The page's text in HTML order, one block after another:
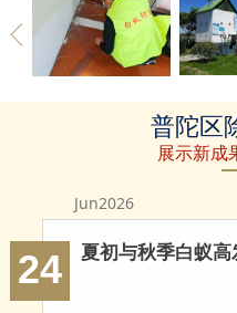
云和白蚁防治
庆元白蚁防治
温岭白蚁防治
普陀区地板
普
普陀区
展示新成
Jun2026
24 夏初与秋季白蚁